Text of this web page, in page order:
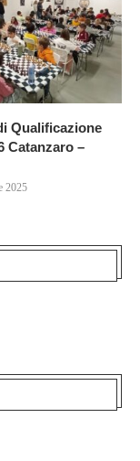
Qualificazione
Catanzaro –
2025